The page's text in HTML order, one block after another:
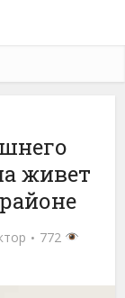
живет
772